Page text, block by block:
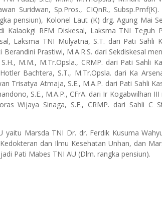
Suridwan, Sp.Pros., CIQnR.,
pensiun), Kolonel Laut (K) drg. Agung Mai
Kalaokgi REM Diskesal, Laksma TNI Teguh
Laksma TNI Mulyatna, S.T. dari Pati Sahli
Berandini Prastiwi, M.A.R.S. dari Sekdiskesal
M.M., M.Tr.Opsla., CRMP. dari Pati Sahli
Bachtera, S.T., M.Tr.Opsla. dari Ka
Trisatya Atmaja, S.E., M.A.P. dari Pati Sahli
S.E., M.A.P., CFrA. dari Ir Kogabwilhan
Wijaya Sinaga, S.E., CRMP. dari Sahli C
yaitu Marsda TNI Dr. dr. Ferdik Kusuma
dan Ilmu Kesehatan Unhan, dan
Pati Mabes TNI AU (Dlm. rangka pensiun).